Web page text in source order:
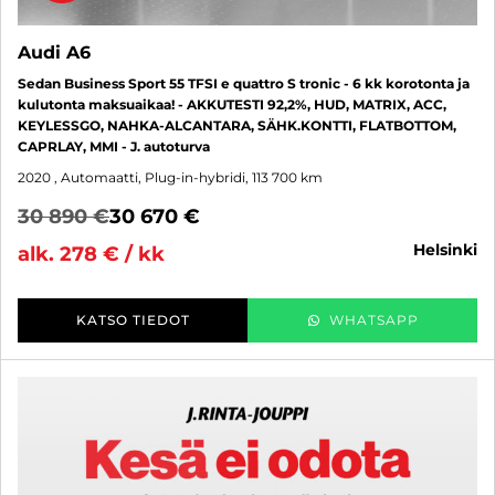
Audi A6
Sedan Business Sport 55 TFSI e quattro S tronic - 6 kk korotonta ja
kulutonta maksuaikaa! - AKKUTESTI 92,2%, HUD, MATRIX, ACC,
KEYLESSGO, NAHKA-ALCANTARA, SÄHK.KONTTI, FLATBOTTOM,
CAPRLAY, MMI - J. autoturva
2020 , Automaatti, Plug-in-hybridi, 113 700 km
30 890 €30 670 €
alk. 278 € / kk
helsinki
KATSO TIEDOT WHATSAPP